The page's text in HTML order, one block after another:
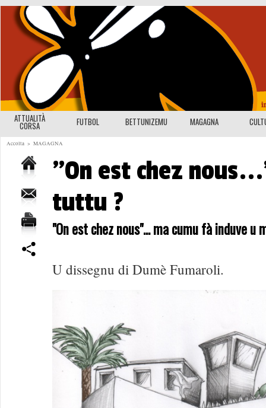
ATTUALITÀ
CORSA FUTBOL BETTUNIZEMU MAGAGNA
Accolta > MAGAGNA
"On est chez
tuttu ?
"On est chez nous"... ma cumu fà induve
U dissegnu di Dumè Fumaroli.